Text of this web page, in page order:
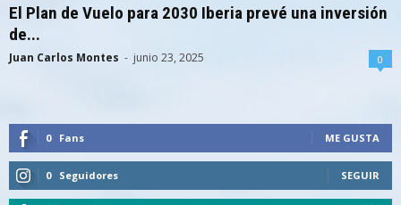
El Plan de Vuelo para 2030 Iberia prevé una inversión
de...
Juan Carlos Montes - junio 23, 2025 0
0 Fans ME GUSTA
0 Seguidores SEGUIR